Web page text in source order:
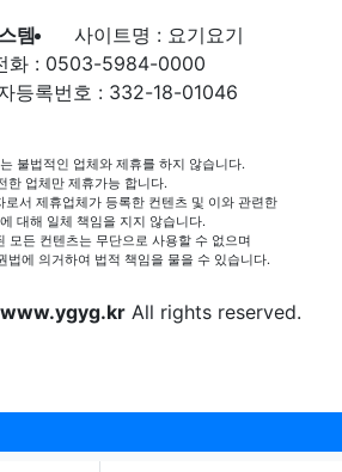
템
사이트명 : 요기요기
화 : 0503-5984-0000
등록번호 : 332-18-01046
불법적인 업체와 제휴를 하지 않습니다.
한 업체만 제휴가능 합니다.
로서 제휴업체가 등록한 컨텐츠 및 이와 관련한
대해 일체 책임을 지지 않습니다.
모든 컨텐츠는 무단으로 사용할 수 없으며
법에 의거하여 법적 책임을 물을 수 있습니다.
All rights reserved.